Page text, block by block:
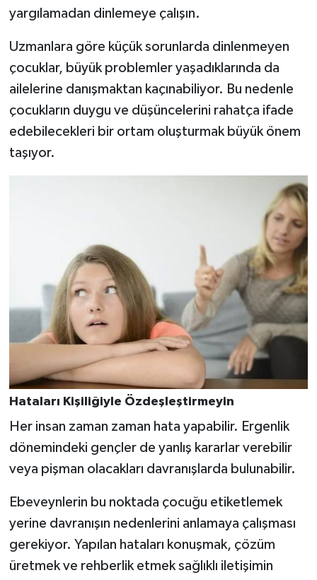
yargılamadan dinlemeye çalışın.
Uzmanlara göre küçük sorunlarda dinlenmeyen
çocuklar, büyük problemler yaşadıklarında da
ailelerine danışmaktan kaçınabiliyor. Bu nedenle
çocukların duygu ve düşüncelerini rahatça ifade
edebilecekleri bir ortam oluşturmak büyük önem
taşıyor.
Hataları Kişiliğiyle Özdeşleştirmeyin
Her insan zaman zaman hata yapabilir. Ergenlik
dönemindeki gençler de yanlış kararlar verebilir
veya pişman olacakları davranışlarda bulunabilir.
Ebeveynlerin bu noktada çocuğu etiketlemek
yerine davranışın nedenlerini anlamaya çalışması
gerekiyor. Yapılan hataları konuşmak, çözüm
üretmek ve rehberlik etmek sağlıklı iletişimin